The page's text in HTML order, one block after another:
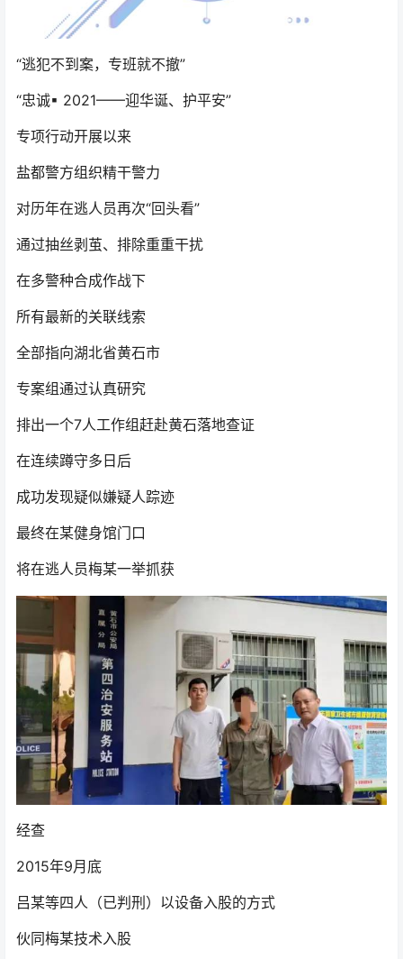
“逃犯不到案，专班就不撤”
“忠诚▪ 2021——迎华诞、护平安”
专项行动开展以来
盐都警方组织精干警力
对历年在逃人员再次“回头看”
通过抽丝剥茧、排除重重干扰
在多警种合成作战下
所有最新的关联线索
全部指向湖北省黄石市
专案组通过认真研究
排出一个7人工作组赶赴黄石落地查证
在连续蹲守多日后
成功发现疑似嫌疑人踪迹
最终在某健身馆门口
将在逃人员梅某一举抓获
经查
2015年9月底
吕某等四人（已判刑）以设备入股的方式
伙同梅某技术入股